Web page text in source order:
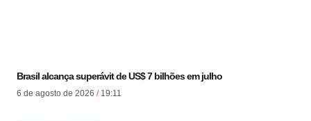
Brasil alcança superávit de US$ 7 bilhões em julho
6 de agosto de 2026 19:11